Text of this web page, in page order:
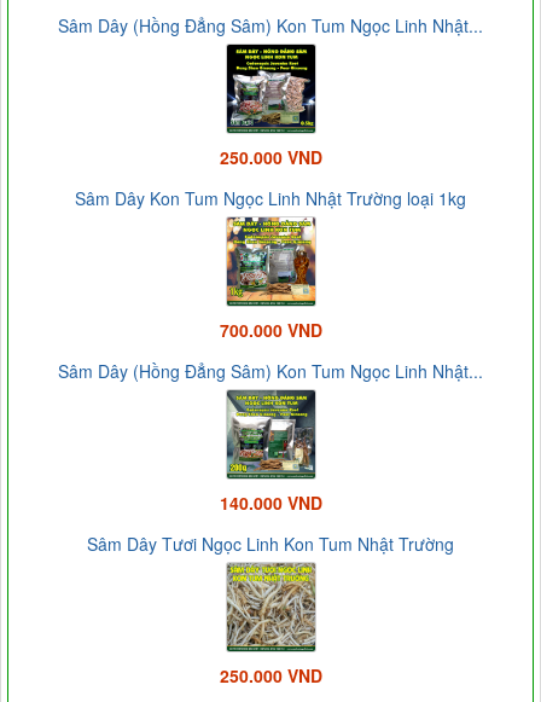
Sâm Dây (Hồng Đẳng Sâm) Kon Tum Ngọc Linh Nhật...
250.000 VND
Sâm Dây Kon Tum Ngọc Linh Nhật Trường loại 1kg
700.000 VND
Sâm Dây (Hồng Đẳng Sâm) Kon Tum Ngọc Linh Nhật...
140.000 VND
Sâm Dây Tươi Ngọc Linh Kon Tum Nhật Trường
250.000 VND